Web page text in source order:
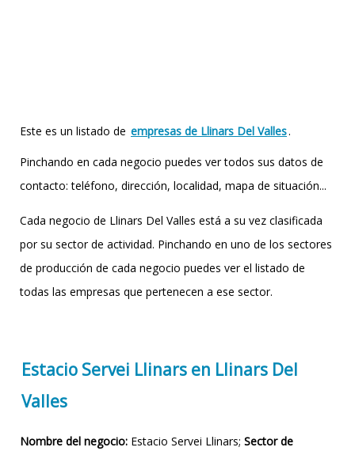
Este es un listado de empresas de Llinars Del Valles.
Pinchando en cada negocio puedes ver todos sus datos de
contacto: teléfono, dirección, localidad, mapa de situación...
Cada negocio de Llinars Del Valles está a su vez clasificada
por su sector de actividad. Pinchando en uno de los sectores
de producción de cada negocio puedes ver el listado de
todas las empresas que pertenecen a ese sector.
Estacio Servei Llinars en Llinars Del
Valles
Nombre del negocio: Estacio Servei Llinars; Sector de